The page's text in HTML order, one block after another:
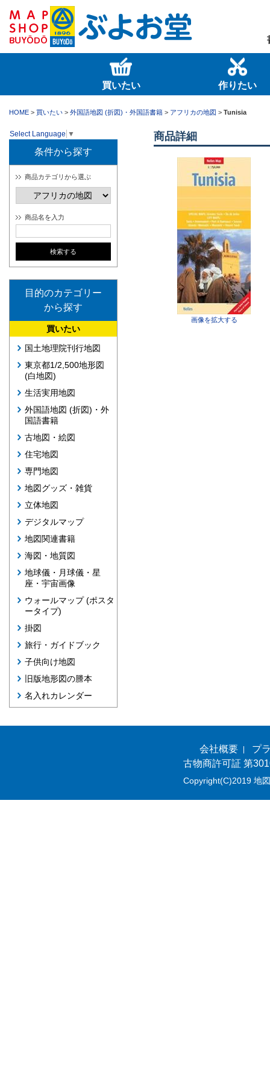
買いたい 作りたい
HOME > 買いたい > 外国語地図 (折図)・外国語書籍 > アフリカの地図 > Tunisia
Select Language ▼
条件から探す
商品カテゴリから選ぶ
商品名を入力
目的のカテゴリー
から探す
買いたい
国土地理院刊行地図
東京都1/2,500地形図
(白地図)
生活実用地図
外国語地図 (折図)・外
国語書籍
古地図・絵図
住宅地図
専門地図
地図グッズ・雑貨
立体地図
デジタルマップ
地図関連書籍
海図・地質図
地球儀・月球儀・星
座・宇宙画像
ウォールマップ (ポスタ
ータイプ)
掛図
旅行・ガイドブック
子供向け地図
旧版地形図の謄本
名入れカレンダー
商品詳細
画像を拡大する
会社概要
プ
古物商許可証 第
Copyright(C)2019 地